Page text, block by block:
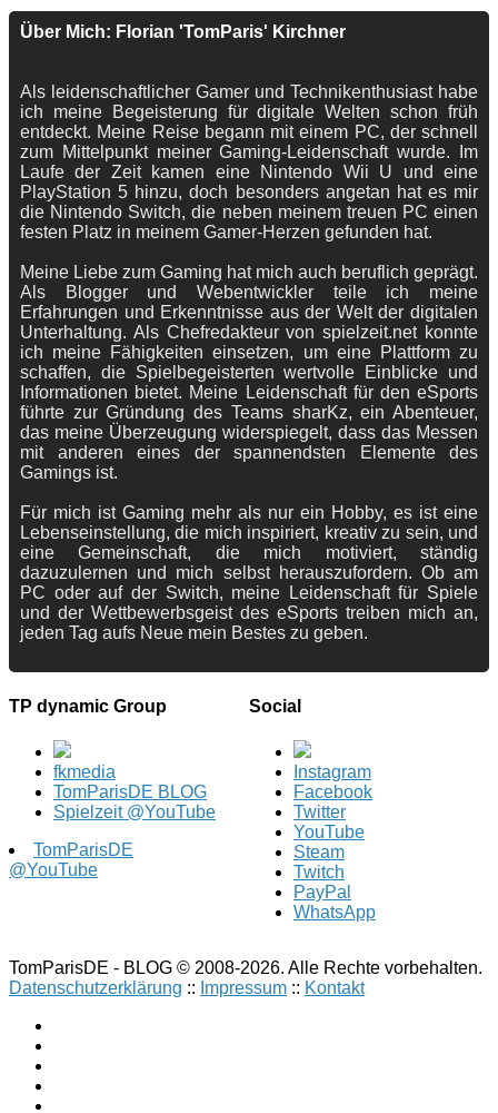
Über Mich: Florian 'TomParis' Kirchner
Als leidenschaftlicher Gamer und Technikenthusiast habe
ich meine Begeisterung für digitale Welten schon früh
entdeckt. Meine Reise begann mit einem PC, der schnell
zum Mittelpunkt meiner Gaming-Leidenschaft wurde. Im
Laufe der Zeit kamen eine Nintendo Wii U und eine
PlayStation 5 hinzu, doch besonders angetan hat es mir
die Nintendo Switch, die neben meinem treuen PC einen
festen Platz in meinem Gamer-Herzen gefunden hat.
Meine Liebe zum Gaming hat mich auch beruflich geprägt.
Als Blogger und Webentwickler teile ich meine
Erfahrungen und Erkenntnisse aus der Welt der digitalen
Unterhaltung. Als Chefredakteur von spielzeit.net konnte
ich meine Fähigkeiten einsetzen, um eine Plattform zu
schaffen, die Spielbegeisterten wertvolle Einblicke und
Informationen bietet. Meine Leidenschaft für den eSports
führte zur Gründung des Teams sharKz, ein Abenteuer,
das meine Überzeugung widerspiegelt, dass das Messen
mit anderen eines der spannendsten Elemente des
Gamings ist.
Für mich ist Gaming mehr als nur ein Hobby, es ist eine
Lebenseinstellung, die mich inspiriert, kreativ zu sein, und
eine Gemeinschaft, die mich motiviert, ständig
dazuzulernen und mich selbst herauszufordern. Ob am
PC oder auf der Switch, meine Leidenschaft für Spiele
und der Wettbewerbsgeist des eSports treiben mich an,
jeden Tag aufs Neue mein Bestes zu geben.
TP dynamic Group
fkmedia
TomParisDE BLOG
Spielzeit @YouTube
TomParisDE
@YouTube
Social
Instagram
Facebook
Twitter
YouTube
Steam
Twitch
PayPal
WhatsApp
TomParisDE - BLOG © 2008-2026. Alle Rechte vorbehalten.
Datenschutzerklärung :: Impressum :: Kontakt